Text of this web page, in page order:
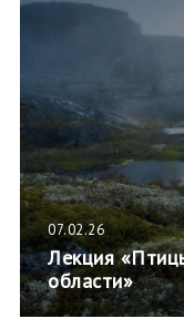
07.02.26
Лекция
области»